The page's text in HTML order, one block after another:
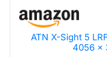
ATN X-Sight 5
4056 x